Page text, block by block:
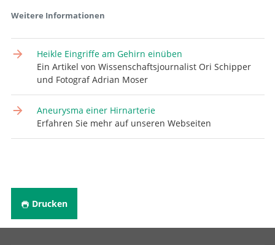
Weitere Informationen
Heikle Eingriffe am Gehirn einüben
Ein Artikel von Wissenschaftsjournalist Ori Schipper
und Fotograf Adrian Moser
Aneurysma einer Hirnarterie
Erfahren Sie mehr auf unseren Webseiten
Drucken